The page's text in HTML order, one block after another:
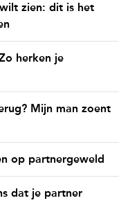
zien: dit is het
herken je
Mijn man zoent
op partnergeweld
dat je partner